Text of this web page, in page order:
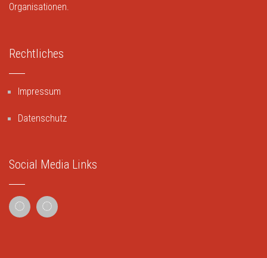
Organisationen.
Rechtliches
Impressum
Datenschutz
Social Media Links